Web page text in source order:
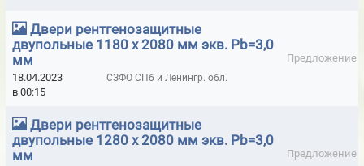
МАТЫ ТЕПЛОЗВУКОИЗОЛЯЦИОННЫЕ МАРКИ STOPHEAT
МАТЫ ТЕПЛОЗВУКОИЗОЛЯЦИОННЫЕ МАРОК АТМ И БЗМ
МОДУЛИ ПОЖАРОТУШЕНИЯ BONTEL
ЧАСТНОГО СЕКТОРА (КОТТЕДЖИ, ДОМА, ДАЧИ, ГАРАЖИ И Т.П.)
МОДУЛИ ПОРОШКОВОГО ПОЖАРОТУШЕНИЯ БУРАН
Двери рентгенозащитные
двупольные 1180 х 2080 мм экв. Pb=3,0
мм
Предложение
18.04.2023
в 00:15
СЗФО СПб и Ленингр. обл.
Двери рентгенозащитные
двупольные 1280 х 2080 мм экв. Pb=3,0
мм
Предложение